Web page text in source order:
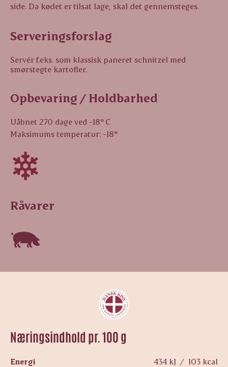
Næringsindhold pr. 100 g
Energi 434 kJ / 103 kcal
side. Da kødet er tilsat lage, skal det gennemsteges.
Serveringsforslag
Servér f.eks. som klassisk paneret schnitzel med
smørstegte kartofler.
Opbevaring / Holdbarhed
Uåbnet 270 dage ved -18° C
Maksimums temperatur: -18°
Råvarer